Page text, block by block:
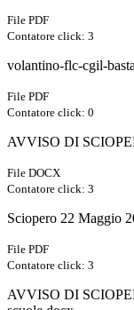
File PDF
Contatore click: 3
volantino-flc-cgil-
File PDF
Contatore click: 0
AVVISO DI
File DOCX
Contatore click: 3
Sciopero 22 Maggio
File PDF
Contatore click: 3
AVVISO DI